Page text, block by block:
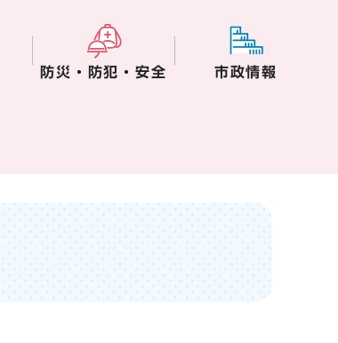
防災・防犯・安全 市政情報